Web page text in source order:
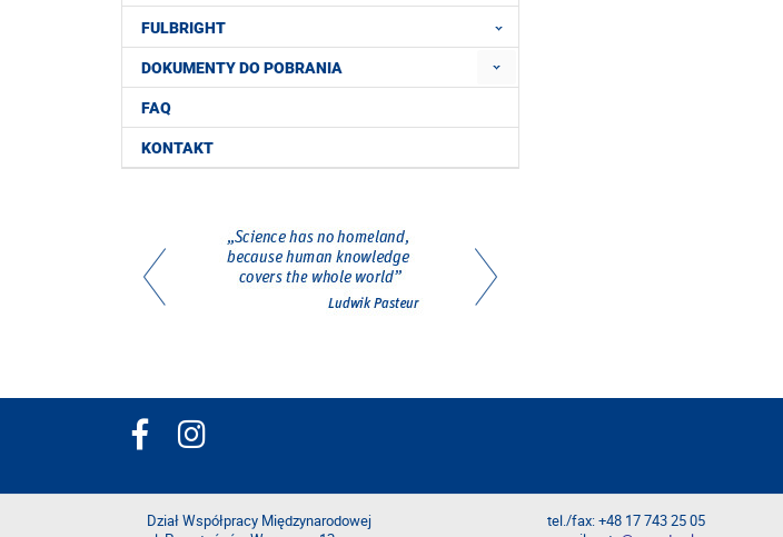
FULBRIGHT
DOKUMENTY DO POBRANIA
FAQ
KONTAKT
Dział Współpracy Międzynarodowej
tel./fax: +48 17 743 25 05